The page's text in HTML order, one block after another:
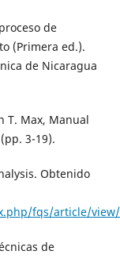
de
(Primera ed.).
de Nicaragua
T. Max, Manual
3-19).
Obtenido
fqs/article/view/
de